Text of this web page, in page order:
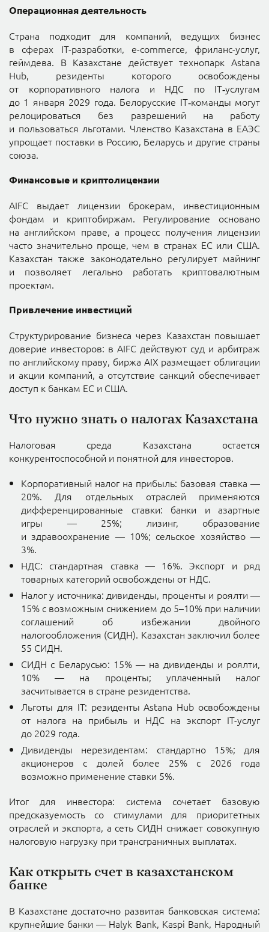
Операционная деятельность
Страна подходит для компаний, ведущих бизнес
в сферах IT-разработки, e-commerce, фриланс-услуг,
геймдева. В Казахстане действует технопарк Astana
Hub, резиденты которого освобождены
от корпоративного налога и НДС по IT‑услугам
до 1 января 2029 года. Белорусские IT‑команды могут
релоцироваться без разрешений на работу
и пользоваться льготами. Членство Казахстана в ЕАЭС
упрощает поставки в Россию, Беларусь и другие страны
союза.
Финансовые и криптолицензии
AIFC выдает лицензии брокерам, инвестиционным
фондам и криптобиржам. Регулирование основано
на английском праве, а процесс получения лицензии
часто значительно проще, чем в странах ЕС или США.
Казахстан также законодательно регулирует майнинг
и позволяет легально работать криптовалютным
проектам.
Привлечение инвестиций
Структурирование бизнеса через Казахстан повышает
доверие инвесторов: в AIFC действуют суд и арбитраж
по английскому праву, биржа AIX размещает облигации
и акции компаний, а отсутствие санкций обеспечивает
доступ к банкам ЕС и США.
Что нужно знать о налогах Казахстана
Налоговая среда Казахстана остается
конкурентоспособной и понятной для инвесторов.
Корпоративный налог на прибыль: базовая ставка —
20%. Для отдельных отраслей применяются
дифференцированные ставки: банки и азартные
игры — 25%; лизинг, образование
и здравоохранение — 10%; сельское хозяйство —
3%.
НДС: стандартная ставка — 16%. Экспорт и ряд
товарных категорий освобождены от НДС.
Налог у источника: дивиденды, проценты и роялти —
15% с возможным снижением до 5–10% при наличии
соглашений об избежании двойного
налогообложения (СИДН). Казахстан заключил более
55 СИДН.
СИДН с Беларусью: 15% — на дивиденды и роялти,
10% — на проценты; уплаченный налог
засчитывается в стране резидентства.
Льготы для IT: резиденты Astana Hub освобождены
от налога на прибыль и НДС на экспорт IT-услуг
до 2029 года.
Дивиденды нерезидентам: стандартно 15%; для
акционеров с долей более 25% с 2026 года
возможно применение ставки 5%.
Итог для инвестора: система сочетает базовую
предсказуемость со стимулами для приоритетных
отраслей и экспорта, а сеть СИДН снижает совокупную
налоговую нагрузку при трансграничных выплатах.
Как открыть счет в казахстанском
банке
В Казахстане достаточно развитая банковская система:
крупнейшие банки — Halyk Bank, Kaspi Bank, Народный